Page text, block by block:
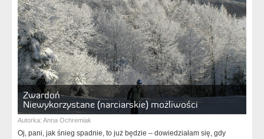
Zwardoń
Niewykorzystane (narciarskie) możliwości
Autorka: Anna Ochremiak
Oj, pani, jak śnieg spadnie, to już będzie – dowiedziałam się, gdy